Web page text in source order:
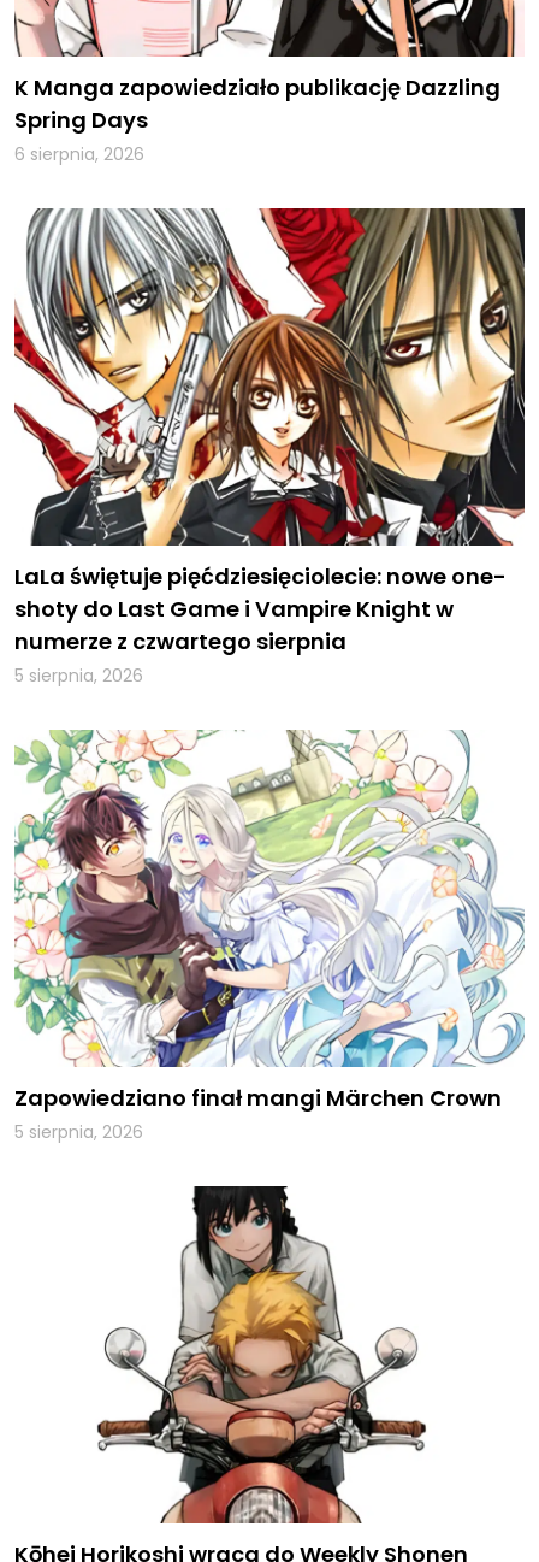
K Manga zapowiedziało publikację Dazzling
Spring Days
6 sierpnia, 2026
LaLa świętuje pięćdziesięciolecie: nowe one-
shoty do Last Game i Vampire Knight w
numerze z czwartego sierpnia
5 sierpnia, 2026
Zapowiedziano finał mangi Märchen Crown
5 sierpnia, 2026
Kōhei Horikoshi wraca do Weekly Shonen